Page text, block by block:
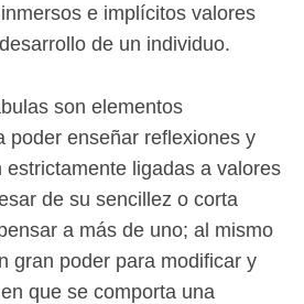
e implícitos valores
de un individuo.
son elementos
poder enseñar reflexiones y
estrictamente ligadas a valores
de su sencillez o corta
a más de uno; al mismo
gran poder para modificar y
que se comporta una